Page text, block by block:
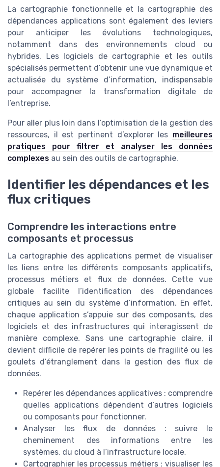
La cartographie fonctionnelle et la cartographie des
dépendances applications sont également des leviers
pour anticiper les évolutions technologiques,
notamment dans des environnements cloud ou
hybrides. Les logiciels de cartographie et les outils
spécialisés permettent d’obtenir une vue dynamique et
actualisée du système d’information, indispensable
pour accompagner la transformation digitale de
l’entreprise.
Pour aller plus loin dans l’optimisation de la gestion des
ressources, il est pertinent d’explorer les meilleures
pratiques pour filtrer et analyser les données
complexes au sein des outils de cartographie.
Identifier les dépendances et les
flux critiques
Comprendre les interactions entre
composants et processus
La cartographie des applications permet de visualiser
les liens entre les différents composants applicatifs,
processus métiers et flux de données. Cette vue
globale facilite l’identification des dépendances
critiques au sein du système d’information. En effet,
chaque application s’appuie sur des composants, des
logiciels et des infrastructures qui interagissent de
manière complexe. Sans une cartographie claire, il
devient difficile de repérer les points de fragilité ou les
goulets d’étranglement dans la gestion des flux de
données.
Repérer les dépendances applicatives : comprendre
quelles applications dépendent d’autres logiciels
ou composants pour fonctionner.
Analyser les flux de données : suivre le
cheminement des informations entre les
systèmes, du cloud à l’infrastructure locale.
Cartographier les processus métiers : visualiser les